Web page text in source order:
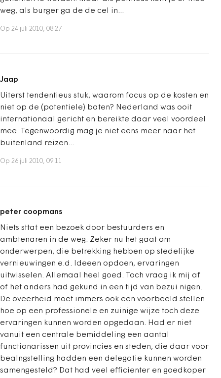
weg, als burger ga de de cel in...
Op 24 juli 2010, 08:27
Jaap
Uiterst tendentieus stuk, waarom focus op de kosten en
niet op de (potentiele) baten? Nederland was ooit
internationaal gericht en bereikte daar veel voordeel
mee. Tegenwoordig mag je niet eens meer naar het
buitenland reizen...
Op 26 juli 2010, 09:11
peter coopmans
Niets sttat een bezoek door bestuurders en
ambtenaren in de weg. Zeker nu het gaat om
onderwerpen, die betrekking hebben op stedelijke
vernieuwingen e.d. Ideeen opdoen, ervaringen
uitwisselen. Allemaal heel goed. Toch vraag ik mij af
of het anders had gekund in een tijd van bezui nigen.
De oveerheid moet immers ook een voorbeeld stellen
hoe op een professionele en zuinige wijze toch deze
ervaringen kunnen worden opgedaan. Had er niet
vanuit een centrale bemiddeling een aantal
functionarissen uit provincies en steden, die daar voor
bealngstelling hadden een delegatie kunnen worden
samengesteld? Dat had veel efficienter en goedkoper